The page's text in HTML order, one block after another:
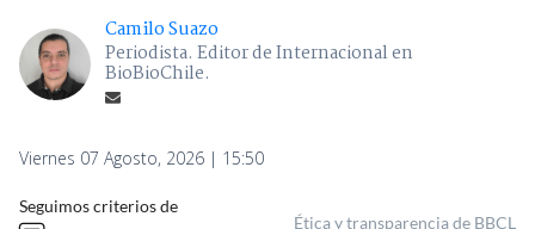
Camilo Suazo
Periodista. Editor de Internacional en
BioBioChile.
Viernes 07 Agosto, 2026 | 15:50
Seguimos criterios de
Ética y transparencia de BBCL